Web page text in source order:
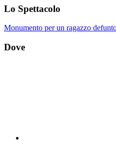
Lo Spettacolo
Monumento per un ragazzo
Dove